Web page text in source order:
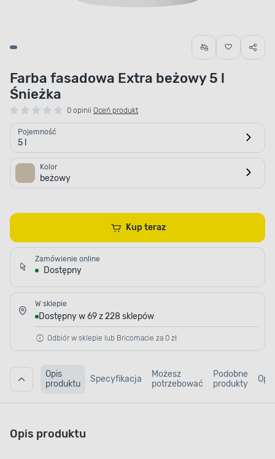
Farba fasadowa Extra beżowy 5 l
Śnieżka
0 opinii Oceń produkt
Pojemność
5 l
Kolor
beżowy
Kup teraz
Zamówienie online
Dostępny
W sklepie
Dostępny w 69 z 228 sklepów
Odbiór w sklepie lub Bricomacie za 0 zł
Opis
produktu
Specyfikacja
Możesz
potrzebować
Podobne
produkty
Opis produktu